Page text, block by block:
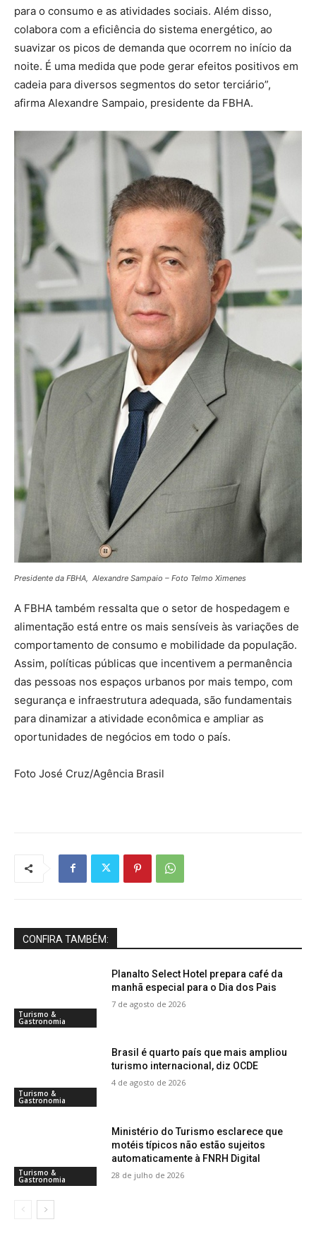
para o consumo e as atividades sociais. Além disso,
colabora com a eficiência do sistema energético, ao
suavizar os picos de demanda que ocorrem no início da
noite. É uma medida que pode gerar efeitos positivos em
cadeia para diversos segmentos do setor terciário”,
afirma Alexandre Sampaio, presidente da FBHA.
Presidente da FBHA, Alexandre Sampaio – Foto Telmo Ximenes
A FBHA também ressalta que o setor de hospedagem e
alimentação está entre os mais sensíveis às variações de
comportamento de consumo e mobilidade da população.
Assim, políticas públicas que incentivem a permanência
das pessoas nos espaços urbanos por mais tempo, com
segurança e infraestrutura adequada, são fundamentais
para dinamizar a atividade econômica e ampliar as
oportunidades de negócios em todo o país.
Foto José Cruz/Agência Brasil
CONFIRA TAMBÉM:
Turismo &
Gastronomia
Planalto Select Hotel prepara café da
manhã especial para o Dia dos Pais
7 de agosto de 2026
Turismo &
Gastronomia
Brasil é quarto país que mais ampliou
turismo internacional, diz OCDE
4 de agosto de 2026
Turismo &
Gastronomia
Ministério do Turismo esclarece que
motéis típicos não estão sujeitos
automaticamente à FNRH Digital
28 de julho de 2026